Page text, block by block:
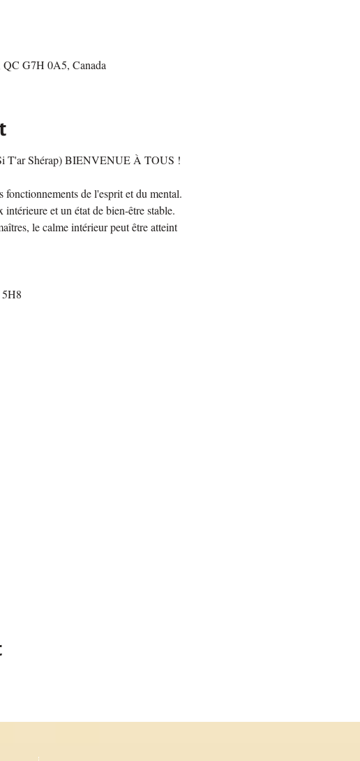
QC G7H 0A5, Canada
T'ar Shérap) BIENVENUE À TOUS !
fonctionnements de l'esprit et du mental.
et un état de bien-être stable.
le calme intérieur peut être atteint